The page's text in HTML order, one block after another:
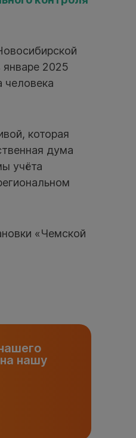
2025
человека
которая
дума
учёта
«Чемской
нашу